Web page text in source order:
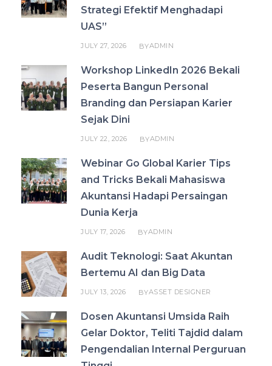
Strategi Efektif Menghadapi
UAS”
JULY 27, 2026 BYADMIN
Workshop LinkedIn 2026 Bekali
Peserta Bangun Personal
Branding dan Persiapan Karier
Sejak Dini
JULY 22, 2026 BYADMIN
Webinar Go Global Karier Tips
and Tricks Bekali Mahasiswa
Akuntansi Hadapi Persaingan
Dunia Kerja
JULY 17, 2026 BYADMIN
Audit Teknologi: Saat Akuntan
Bertemu AI dan Big Data
JULY 13, 2026 BYASSET DESIGNER
Dosen Akuntansi Umsida Raih
Gelar Doktor, Teliti Tajdid dalam
Pengendalian Internal Perguruan